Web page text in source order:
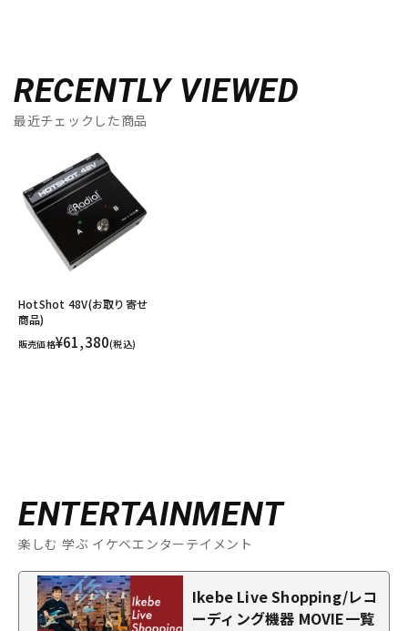
RECENTLY VIEWED
最近チェックした商品
HotShot 48V(お取り寄せ
商品)
販売価格¥61,380(税込)
ENTERTAINMENT
楽しむ 学ぶ イケベエンターテイメント
Ikebe Live Shopping/レコ
ーディング機器 MOVIE一覧